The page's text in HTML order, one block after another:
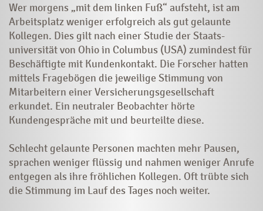
Wer morgens „mit dem linken Fuß“ aufsteht, ist am
Arbeitsplatz weniger erfolgreich als gut gelaunte
Kollegen. Dies gilt nach einer Studie der Staats­
universität von Ohio in Columbus (USA) zumindest für
Beschäftigte mit Kundenkontakt. Die Forscher hatten
mittels Fragebögen die jeweilige Stimmung von
Mitarbeitern einer Versicherungs­gesellschaft
erkundet. Ein neutraler Beobachter hörte
Kundengespräche mit und beurteilte diese.
Schlecht ­gelaunte Personen machten mehr Pausen,
sprachen weniger flüssig und nahmen weniger Anrufe
ent­gegen als ihre fröhlichen Kollegen. Oft trübte sich
die Stimmung im Lauf des Tages noch weiter.